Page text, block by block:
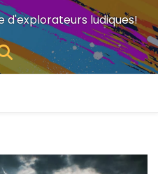
d'explorateurs ludiques!